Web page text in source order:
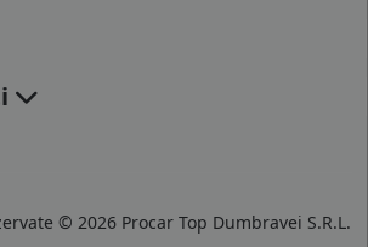
© 2026 Procar Top Dumbravei S.R.L.